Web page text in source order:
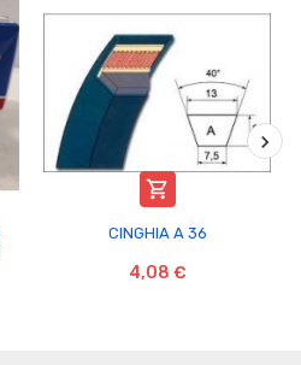

CINGHIA A 36
4,08 €